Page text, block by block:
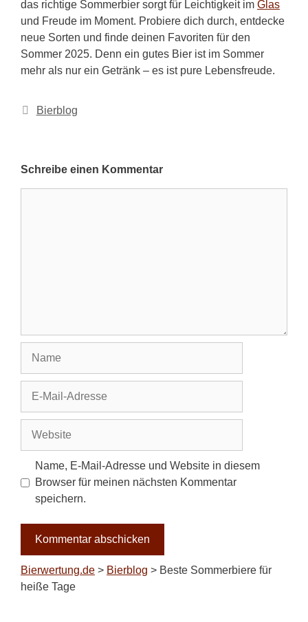
das richtige Sommerbier sorgt für Leichtigkeit im Glas
und Freude im Moment. Probiere dich durch, entdecke
neue Sorten und finde deinen Favoriten für den
Sommer 2025. Denn ein gutes Bier ist im Sommer
mehr als nur ein Getränk – es ist pure Lebensfreude.
Kategorien
Bierblog
Schreibe einen Kommentar
Adresse
Name, E-Mail-Adresse und Website in diesem
Browser für meinen nächsten Kommentar
speichern.
Bierwertung.de > Bierblog > Beste Sommerbiere für
heiße Tage